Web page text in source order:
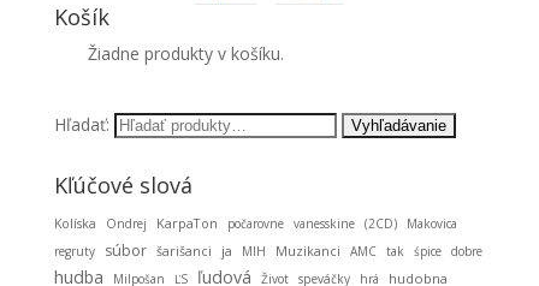
Košík
Žiadne produkty v košíku.
Hľadať:
Kľúčové slová
Kolíska Ondrej KarpaTon počarovne vanesskine (2CD)
Makovica
regruty
súbor šarišanci ja MIH Muzikanci AMC tak śpice dobre
hudba Milpošan ĽS ľudová Život speváčky hrá hudobna